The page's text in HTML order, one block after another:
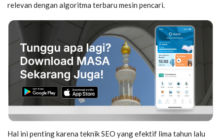
relevan dengan algoritma terbaru mesin pencari.
Hal ini penting karena teknik SEO yang efektif lima tahun lalu